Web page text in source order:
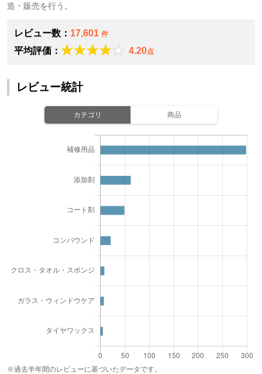
造・販売を行う。
レビュー数： 17,601 件
平均評価： 4.20点
レビュー統計
カテゴリ 商品
※過去半年間のレビューに基づいたデータです。